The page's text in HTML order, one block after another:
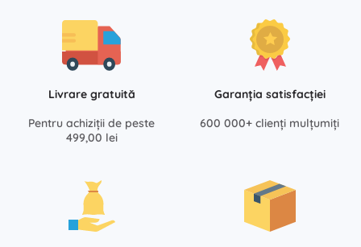
Livrare gratuită
Pentru achiziții de peste
499,00 lei
Garanția satisfacției
600 000+ clienți mulțumiți